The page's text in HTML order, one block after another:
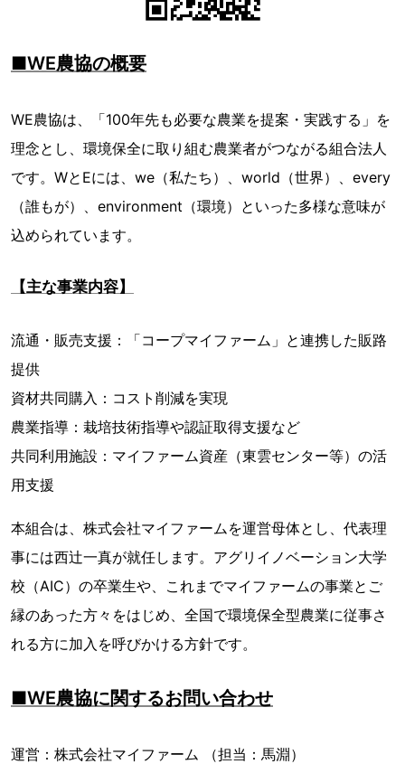
■WE農協の概要
WE農協は、「100年先も必要な農業を提案・実践する」を
理念とし、環境保全に取り組む農業者がつながる組合法人
です。WとEには、we（私たち）、world（世界）、every
（誰もが）、environment（環境）といった多様な意味が
込められています。
【主な事業内容】
流通・販売支援：「コープマイファーム」と連携した販路
提供
資材共同購入：コスト削減を実現
農業指導：栽培技術指導や認証取得支援など
共同利用施設：マイファーム資産（東雲センター等）の活
用支援
本組合は、株式会社マイファームを運営母体とし、代表理
事には西辻一真が就任します。アグリイノベーション大学
校（AIC）の卒業生や、これまでマイファームの事業とご
縁のあった方々をはじめ、全国で環境保全型農業に従事さ
れる方に加入を呼びかける方針です。
■WE農協に関するお問い合わせ
運営：株式会社マイファーム （担当：馬淵）